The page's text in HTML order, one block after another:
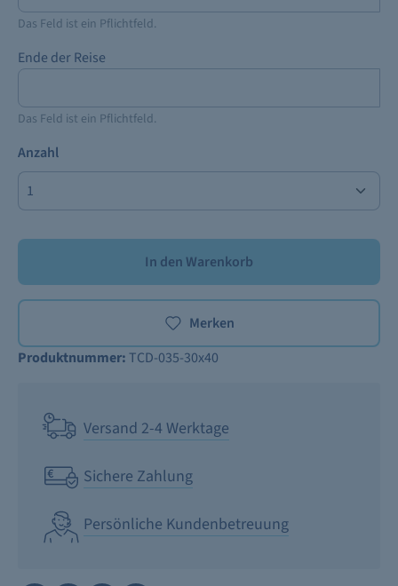
Das Feld ist ein Pflichtfeld.
Ende der Reise
Das Feld ist ein Pflichtfeld.
Anzahl
In den Warenkorb
Merken
Produktnummer: TCD-035-30x40
Versand 2-4 Werktage
Sichere Zahlung
Persönliche Kundenbetreuung